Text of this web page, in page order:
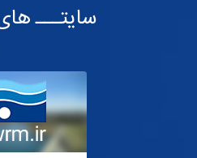
سایتـــ